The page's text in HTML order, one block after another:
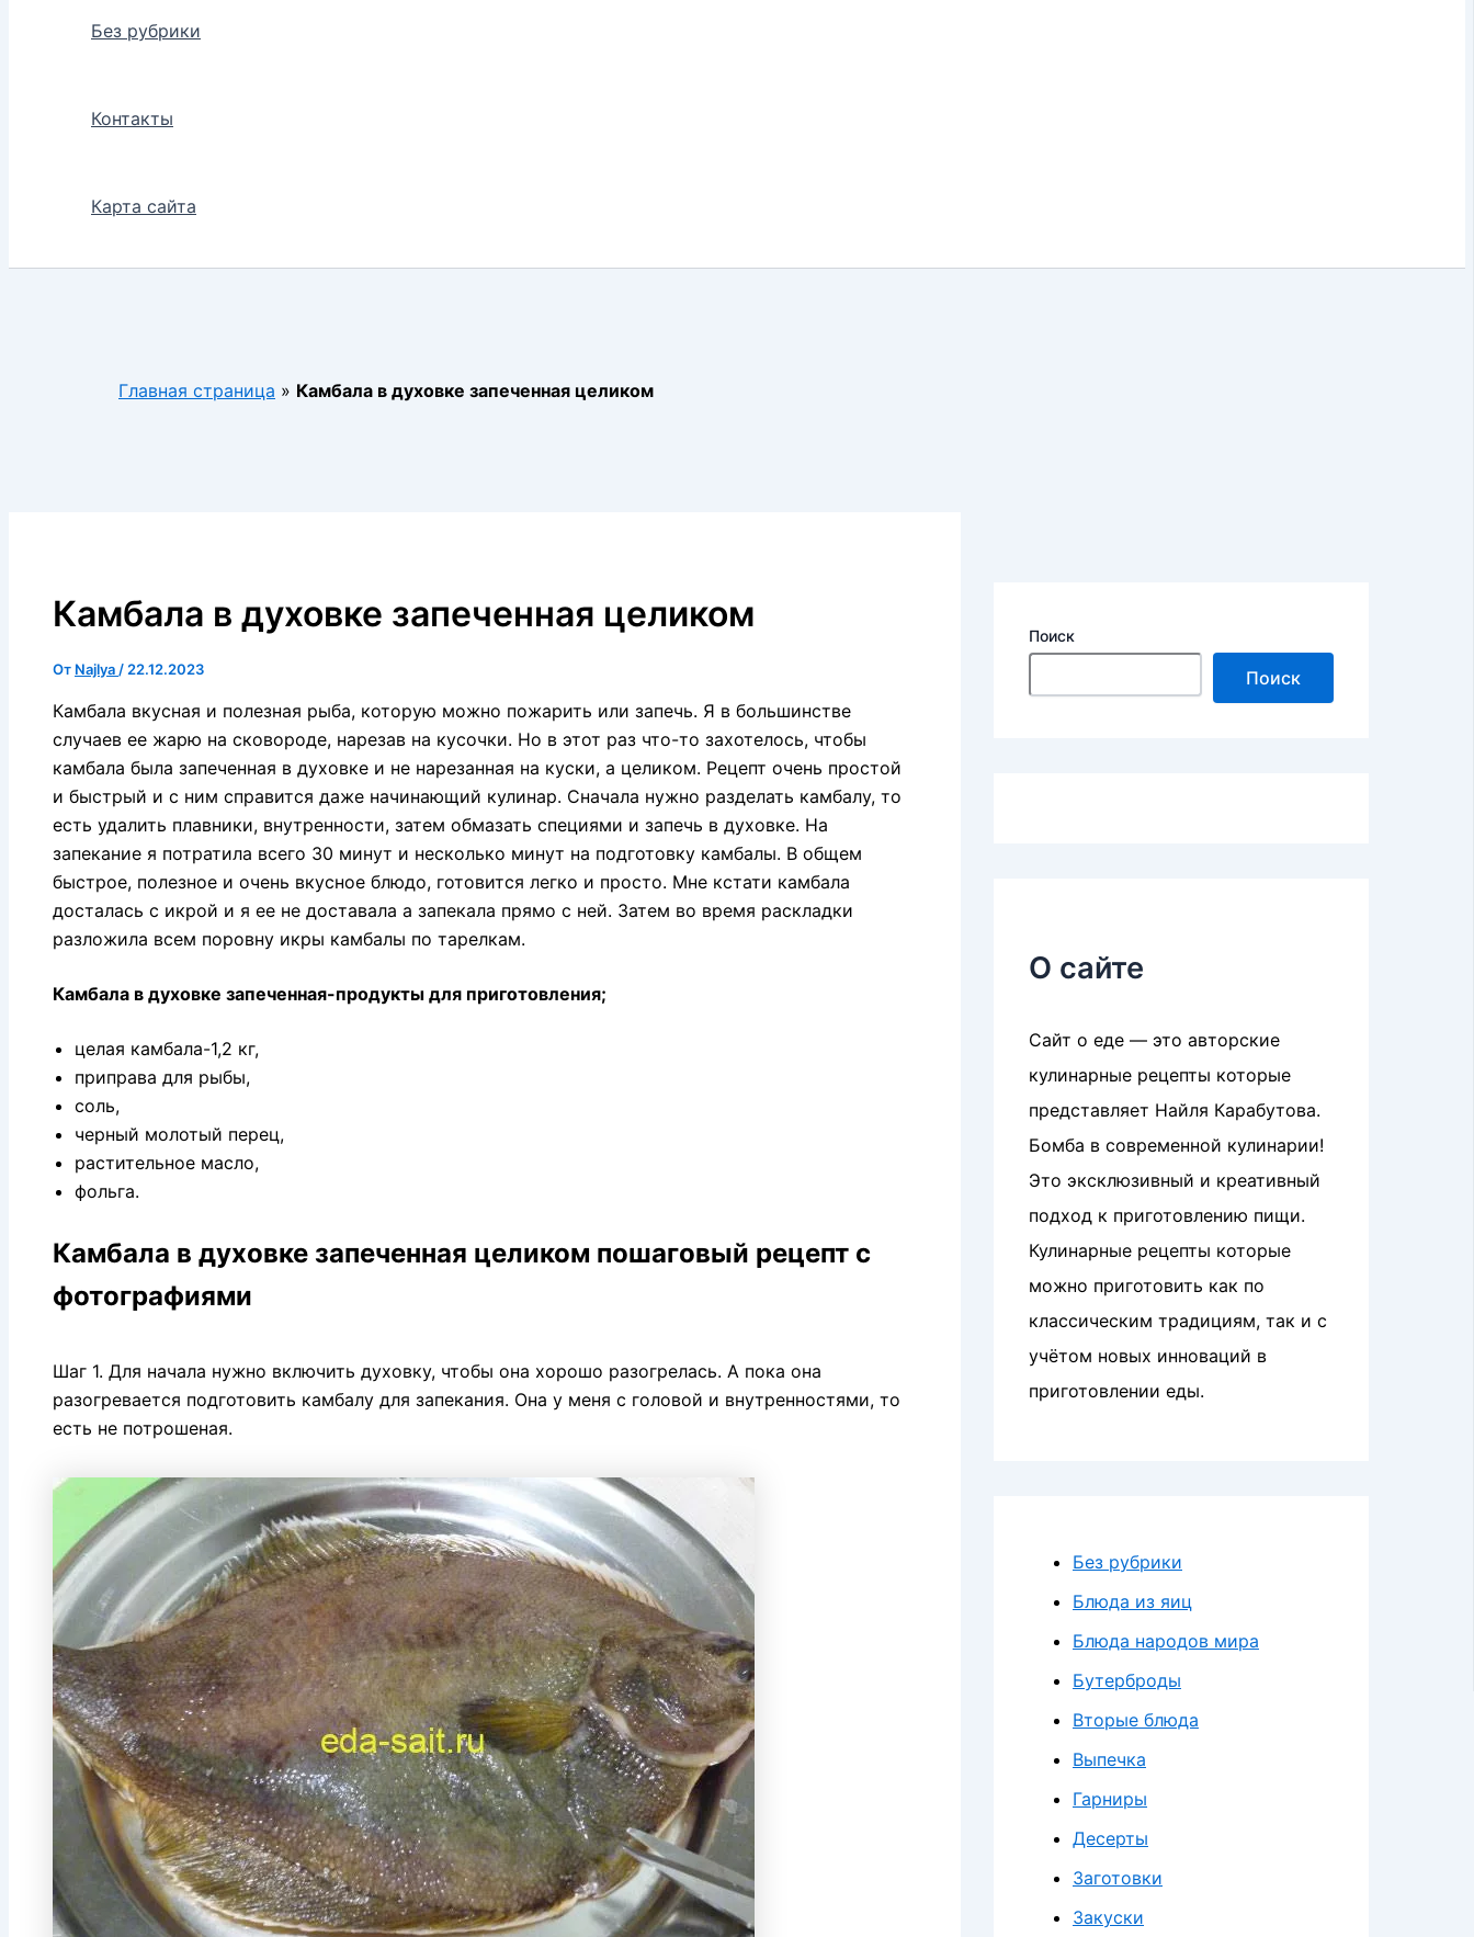
Без рубрики
Контакты
Карта сайта
Главная страница » Камбала в духовке запеченная целиком
Камбала в духовке запеченная целиком
От Najlya / 22.12.2023
Камбала вкусная и полезная рыба, которую можно пожарить или запечь. Я в большинстве
случаев ее жарю на сковороде, нарезав на кусочки. Но в этот раз что-то захотелось, чтобы
камбала была запеченная в духовке и не нарезанная на куски, а целиком. Рецепт очень простой
и быстрый и с ним справится даже начинающий кулинар. Сначала нужно разделать камбалу, то
есть удалить плавники, внутренности, затем обмазать специями и запечь в духовке. На
запекание я потратила всего 30 минут и несколько минут на подготовку камбалы. В общем
быстрое, полезное и очень вкусное блюдо, готовится легко и просто. Мне кстати камбала
досталась с икрой и я ее не доставала а запекала прямо с ней. Затем во время раскладки
разложила всем поровну икры камбалы по тарелкам.
Камбала в духовке запеченная-продукты для приготовления;
целая камбала-1,2 кг,
приправа для рыбы,
соль,
черный молотый перец,
растительное масло,
фольга.
Камбала в духовке запеченная целиком пошаговый рецепт с
фотографиями
Шаг 1. Для начала нужно включить духовку, чтобы она хорошо разогрелась. А пока она
разогревается подготовить камбалу для запекания. Она у меня с головой и внутренностями, то
есть не потрошеная.
Поиск
Поиск
О сайте
Сайт о еде — это авторские
кулинарные рецепты которые
представляет Найля Карабутова.
Бомба в современной кулинарии!
Это эксклюзивный и креативный
подход к приготовлению пищи.
Кулинарные рецепты которые
можно приготовить как по
классическим традициям, так и с
учётом новых инноваций в
приготовлении еды.
Без рубрики
Блюда из яиц
Блюда народов мира
Бутерброды
Вторые блюда
Выпечка
Гарниры
Десерты
Заготовки
Закуски